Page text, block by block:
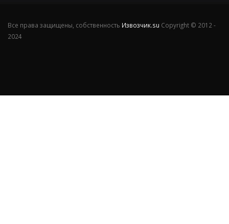
Все права защищены, собственность Извозчик.su Copyright © 2012 -
2024